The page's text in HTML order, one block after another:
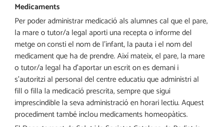
Medicaments
Per poder administrar medicació als alumnes cal que el pare,
la mare o tutor/a legal aporti una recepta o informe del
metge on consti el nom de l’infant, la pauta i el nom del
medicament que ha de prendre. Així mateix, el pare, la mare
o tutor/a legal ha d’aportar un escrit on es demani i
s’autoritzi al personal del centre educatiu que administri al
fill o filla la medicació prescrita, sempre que sigui
imprescindible la seva administració en horari lectiu. Aquest
procediment també inclou medicaments homeopàtics.